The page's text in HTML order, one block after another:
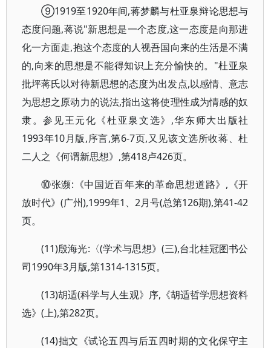
⑨1919至1920年间,蒋梦麟与杜亚泉辩论思想与
态度问题,蒋说"新思想是一个态度,这一态度是向那进
化一方面走,抱这个态度的人视吾国向来的生活是不满
的,向来的思想是不能得知识上充分愉快的。"杜亚泉
批坪蒋氏以对待新思想的态度为出发点,以感情、意志
为思想之原动力的说法,指出这将使理性成为情感的奴
隶。参见王元化《杜亚泉文选》,华东师大出版社
1993年10月版,序言,第6-7页,又见该文选所收蒋、杜
二人之《何谓新思想》,第418卢426页。
⑩张濒:《中国近百年来的革命思想道路》,《开
放时代》(广州),1999年1、2月号(总第126期),第41-42
页。
(11)殷海光:〈(学术与思想》(三),台北桂冠图书公
司1990年3月版,第1314-1315页。
(13)胡适(科学与人生观》序,《胡适哲学思想资料
选》(上),第282页。
(14)拙文《试论五四与后五四时期的文化保守主